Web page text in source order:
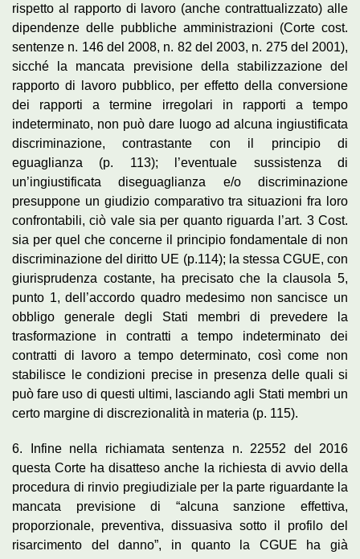
rispetto al rapporto di lavoro (anche contrattualizzato) alle
dipendenze delle pubbliche amministrazioni (Corte cost.
sentenze n. 146 del 2008, n. 82 del 2003, n. 275 del 2001),
sicché la mancata previsione della stabilizzazione del
rapporto di lavoro pubblico, per effetto della conversione
dei rapporti a termine irregolari in rapporti a tempo
indeterminato, non può dare luogo ad alcuna ingiustificata
discriminazione, contrastante con il principio di
eguaglianza (p. 113); l’eventuale sussistenza di
un’ingiustificata diseguaglianza e/o discriminazione
presuppone un giudizio comparativo tra situazioni fra loro
confrontabili, ciò vale sia per quanto riguarda l’art. 3 Cost.
sia per quel che concerne il principio fondamentale di non
discriminazione del diritto UE (p.114); la stessa CGUE, con
giurisprudenza costante, ha precisato che la clausola 5,
punto 1, dell’accordo quadro medesimo non sancisce un
obbligo generale degli Stati membri di prevedere la
trasformazione in contratti a tempo indeterminato dei
contratti di lavoro a tempo determinato, così come non
stabilisce le condizioni precise in presenza delle quali si
può fare uso di questi ultimi, lasciando agli Stati membri un
certo margine di discrezionalità in materia (p. 115).
6. Infine nella richiamata sentenza n. 22552 del 2016
questa Corte ha disatteso anche la richiesta di avvio della
procedura di rinvio pregiudiziale per la parte riguardante la
mancata previsione di “alcuna sanzione effettiva,
proporzionale, preventiva, dissuasiva sotto il profilo del
risarcimento del danno”, in quanto la CGUE ha già